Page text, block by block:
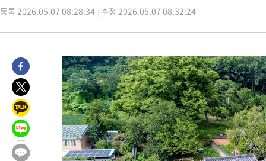
-8927초 전 >백운산서 80년근 천종산삼 9뿌리 발견…감정가 1.3억원
-6637초 전 >선재도서 해루질 나섰다 실종 60대, 닷새 만에 숨진 채 발견
-3547초 전 >
여수 오동도 해상서 모터보트 전복…1명 사망·1명 실종
3분 전 > 극한폭염 한풀 꺾이지만…'낮 최고 35도' 무더위, 열대야 계속[다음
53분 전 >
축구협회 "압수수색·성접대 논란 사과…쇄신의 기회로 삼겠다"
1시간 전 >
[속보]'압수수색·성접대 논란' 축구협회 "실망과 걱정 안겨드려
4시간 전 >
'최고 37도' 폭염 지속…강원동해안 최대 150㎜ 비
6시간 전 >
[속보]뉴욕증시 상승 마감…S&P 0.6% 나스닥 1.3%↑
등록 2026.05.07 08:28:34 수정 2026.05.07 08:32:24